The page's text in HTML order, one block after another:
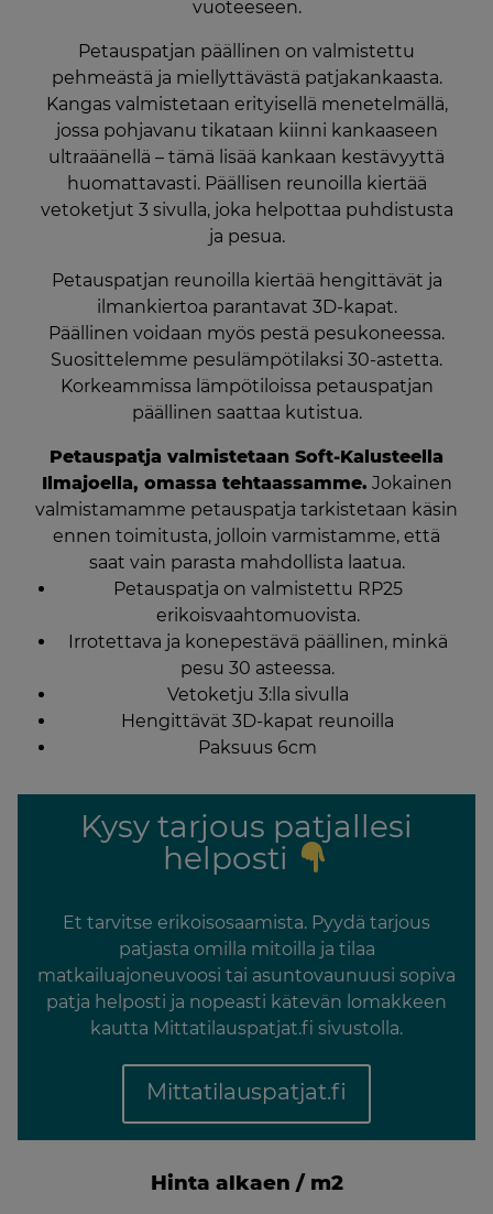
vuoteeseen.
Petauspatjan päällinen on valmistettu
pehmeästä ja miellyttävästä patjakankaasta.
Kangas valmistetaan erityisellä menetelmällä,
jossa pohjavanu tikataan kiinni kankaaseen
ultraäänellä – tämä lisää kankaan kestävyyttä
huomattavasti. Päällisen reunoilla kiertää
vetoketjut 3 sivulla, joka helpottaa puhdistusta
ja pesua.
Petauspatjan reunoilla kiertää hengittävät ja
ilmankiertoa parantavat 3D-kapat.
Päällinen voidaan myös pestä pesukoneessa.
Suosittelemme pesulämpötilaksi 30-astetta.
Korkeammissa lämpötiloissa petauspatjan
päällinen saattaa kutistua.
Petauspatja valmistetaan Soft-Kalusteella
Ilmajoella, omassa tehtaassamme. Jokainen
valmistamamme petauspatja tarkistetaan käsin
ennen toimitusta, jolloin varmistamme, että
saat vain parasta mahdollista laatua.
Petauspatja on valmistettu RP25
erikoisvaahtomuovista.
Irrotettava ja konepestävä päällinen, minkä
pesu 30 asteessa.
Vetoketju 3:lla sivulla
Hengittävät 3D-kapat reunoilla
Paksuus 6cm
Kysy tarjous patjallesi
helposti
Et tarvitse erikoisosaamista. Pyydä tarjous
patjasta omilla mitoilla ja tilaa
matkailuajoneuvoosi tai asuntovaunuusi sopiva
patja helposti ja nopeasti kätevän lomakkeen
kautta Mittatilauspatjat.fi sivustolla.
Mittatilauspatjat.fi
Hinta alkaen / m2